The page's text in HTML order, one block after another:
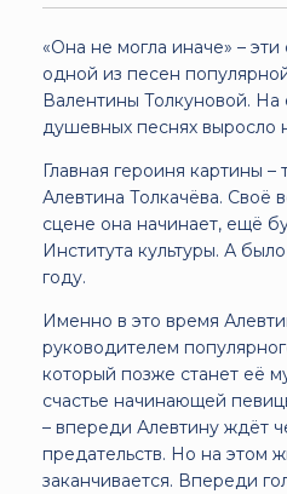
«Она не могла иначе» –
одной из песен
Валентины Толкуновой. На
душевных песнях выросло
Главная героиня картины –
Алевтина Толкачёва. Своё
сцене она начинает, ещё
Института культуры. А
году.
Именно в это время
руководителем
который позже станет её
счастье начинающей
– впереди Алевтину ждёт
предательств. Но на этом
заканчивается. Впереди